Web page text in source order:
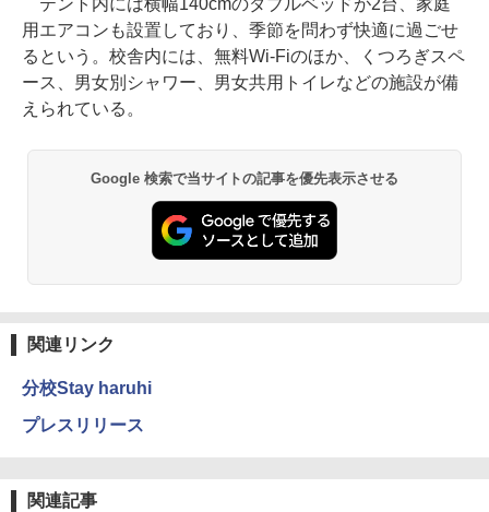
テント内には横幅140cmのダブルベッドが2台、家庭
用エアコンも設置しており、季節を問わず快適に過ごせ
るという。校舎内には、無料Wi-Fiのほか、くつろぎスペ
ース、男女別シャワー、男女共用トイレなどの施設が備
えられている。
Google 検索で当サイトの記事を優先表示させる
関連リンク
分校Stay haruhi
プレスリリース
関連記事